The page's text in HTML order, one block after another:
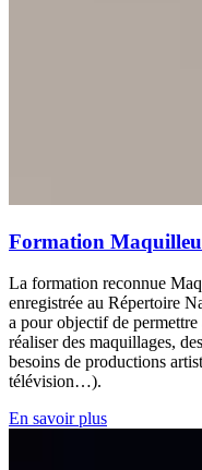
Formation
La formation reconnue
enregistrée au Répertoire
a pour objectif de
réaliser des maquillages,
besoins de productions
télévision…).
En savoir plus